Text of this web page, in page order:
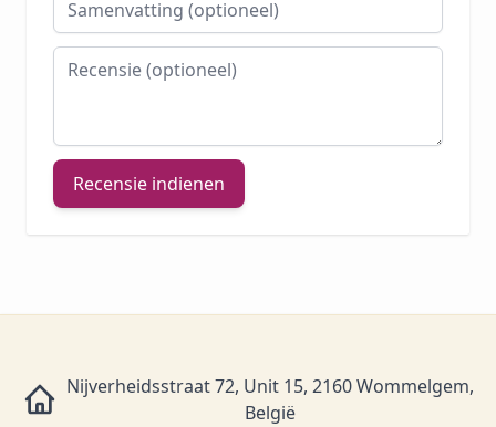
Recensie
Recensie indienen
Nijverheidsstraat 72, Unit 15, 2160 Wommelgem,
België